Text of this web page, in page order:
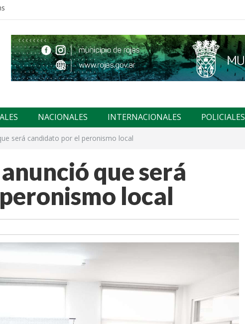
NACIONALES INTERNACIONALES POLICIALES
será candidato por el peronismo local
que será
local